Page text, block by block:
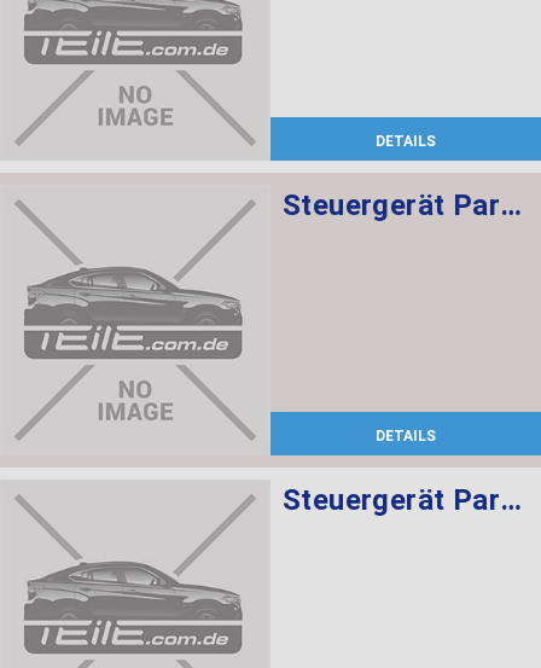
DETAILS
Steuergerät Parkassistent
DETAILS
Steuergerät Parkassistent